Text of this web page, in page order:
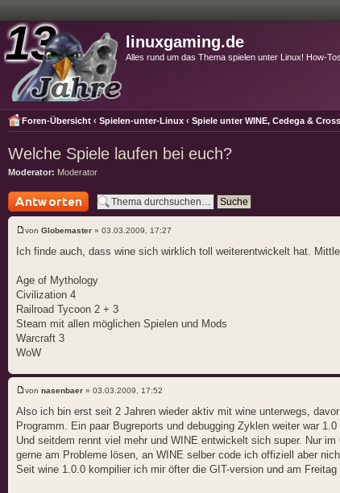
linuxgaming.de
Alles rund um das Thema spielen unter Linux! How-
Foren-Übersicht ‹ Spielen-unter-Linux ‹ Spiele unter WINE, Cedega &
Welche Spiele laufen bei euch?
Moderator: Moderator
Antwort schreiben
von Globemaster » 03.03.2009, 17:27
Ich finde auch, dass wine sich wirklich toll weiterentwickelt hat.
Age of Mythology
Civilization 4
Railroad Tycoon 2 + 3
Steam mit allen möglichen Spielen und Mods
Warcraft 3
WoW
von nasenbaer » 03.03.2009, 17:52
Also ich bin erst seit 2 Jahren wieder aktiv mit wine unterwegs,
Programm. Ein paar Bugreports und debugging Zyklen weiter war 1.0
Und seitdem rennt viel mehr und WINE entwickelt sich super. Nur
gerne am Probleme lösen, an WINE selber code ich offiziell aber
Seit wine 1.0.0 kompilier ich mir öfter die GIT-version und am